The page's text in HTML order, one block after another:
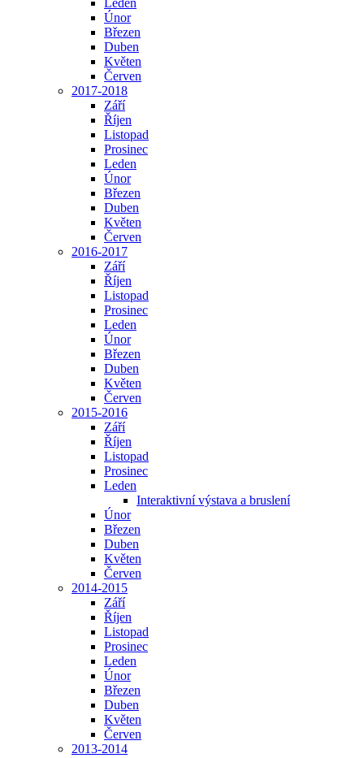
Leden
Únor
Březen
Duben
Květen
Červen
2017-2018
Září
Říjen
Listopad
Prosinec
Leden
Únor
Březen
Duben
Květen
Červen
2016-2017
Září
Říjen
Listopad
Prosinec
Leden
Únor
Březen
Duben
Květen
Červen
2015-2016
Září
Říjen
Listopad
Prosinec
Leden
Interaktivní výstava a bruslení
Únor
Březen
Duben
Květen
Červen
2014-2015
Září
Říjen
Listopad
Prosinec
Leden
Únor
Březen
Duben
Květen
Červen
2013-2014